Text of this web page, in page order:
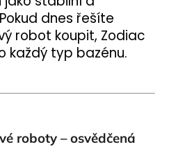
dnes řešíte
robot koupit, Zodiac
každý typ bazénu.
roboty – osvědčená